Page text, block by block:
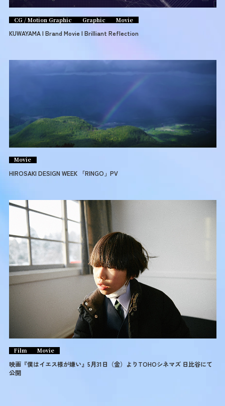
CG / Motion Graphic Graphic Movie
KUWAYAMA | Brand Movie | Brilliant Reflection
Movie
HIROSAKI DESIGN WEEK 「RINGO」PV
Film Movie
映画『僕はイエス様が嫌い』5月31日（金）よりTOHOシネマズ 日比谷にて
公開